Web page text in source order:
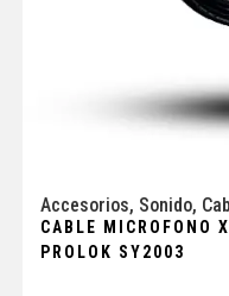
Accesorios, Sonido,
CABLE MICROFONO
PROLOK SY2003